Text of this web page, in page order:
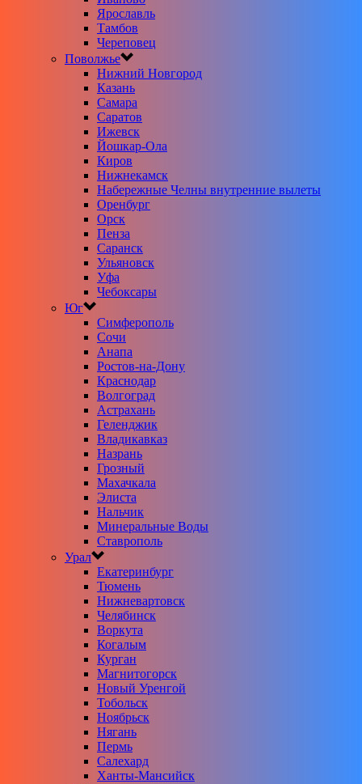
Ярославль
Тамбов
Череповец
Поволжье
Нижний Новгород
Казань
Самара
Саратов
Ижевск
Йошкар-Ола
Киров
Нижнекамск
Набережные Челны внутренние вылеты
Оренбург
Орск
Пенза
Саранск
Ульяновск
Уфа
Чебоксары
Юг
Симферополь
Сочи
Анапа
Ростов-на-Дону
Краснодар
Волгоград
Астрахань
Геленджик
Владикавказ
Назрань
Грозный
Махачкала
Элиста
Нальчик
Минеральные Воды
Ставрополь
Урал
Екатеринбург
Тюмень
Нижневартовск
Челябинск
Воркута
Когалым
Курган
Магнитогорск
Новый Уренгой
Тобольск
Ноябрьск
Нягань
Пермь
Салехард
Ханты-Мансийск